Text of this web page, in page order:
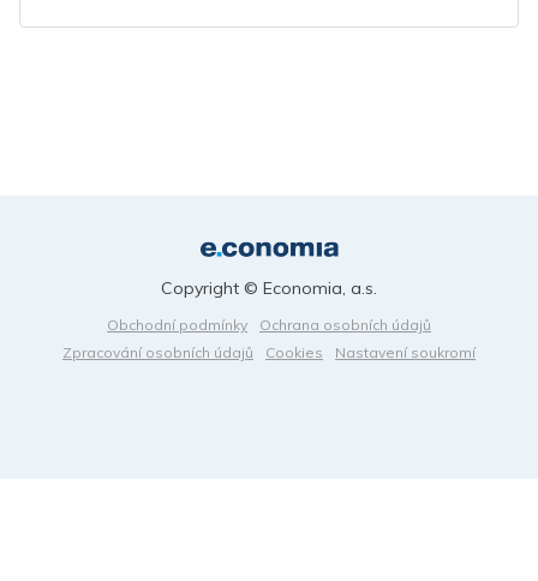
Obchodní podmínky
Ochrana osobních údajů
Zpracování osobních údajů
Cookies Nastavení soukromí
Copyright © Economia, a.s.